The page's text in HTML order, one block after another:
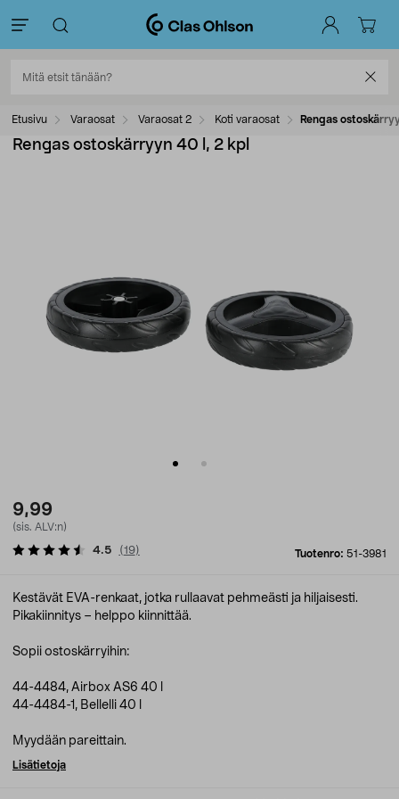
Etusivu Varaosat Varaosat 2 Koti varaosat Rengas
Rengas ostoskärryyn 40 l, 2 kpl
9,99
(sis. ALV:n)
Tuotenro: 51-3981
4.5 (19)
Kestävät EVA-renkaat, jotka rullaavat pehmeästi ja hiljaisesti.
Pikakiinnitys – helppo kiinnittää.
Sopii ostoskärryihin:
44-4484, Airbox AS6 40 l
44-4484-1, Bellelli 40 l
Myydään pareittain.
Lisätietoja